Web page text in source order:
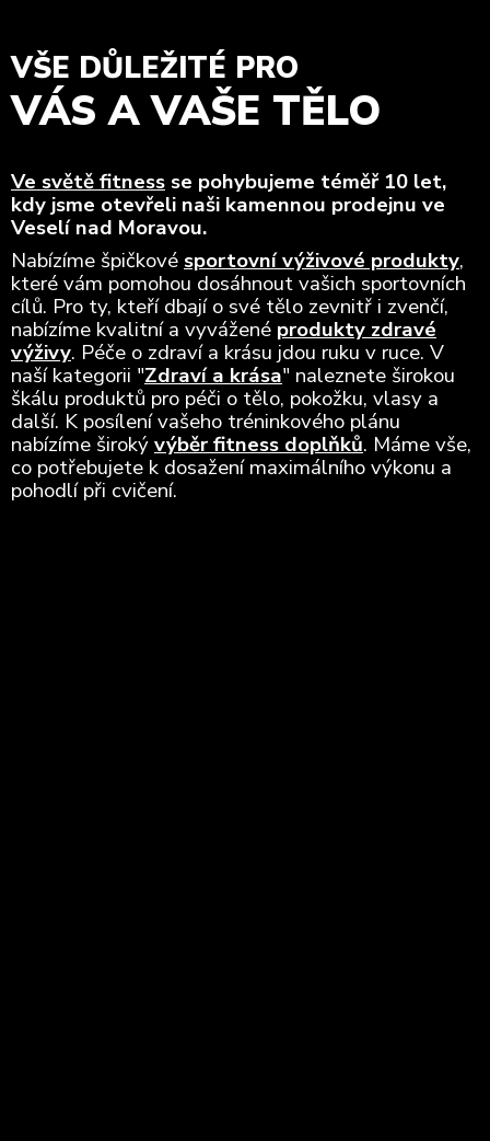
VŠE DŮLEŽITÉ PRO
VÁS A VAŠE TĚLO
Ve světě fitness se pohybujeme téměř 10 let,
kdy jsme otevřeli naši kamennou prodejnu ve
Veselí nad Moravou.
Nabízíme špičkové sportovní výživové produkty,
které vám pomohou dosáhnout vašich sportovních
cílů. Pro ty, kteří dbají o své tělo zevnitř i zvenčí,
nabízíme kvalitní a vyvážené produkty zdravé
výživy. Péče o zdraví a krásu jdou ruku v ruce. V
naší kategorii "Zdraví a krása" naleznete širokou
škálu produktů pro péči o tělo, pokožku, vlasy a
další. K posílení vašeho tréninkového plánu
nabízíme širokývýběr fitness doplňků. Máme vše,
co potřebujete k dosažení maximálního výkonu a
pohodlí při cvičení.